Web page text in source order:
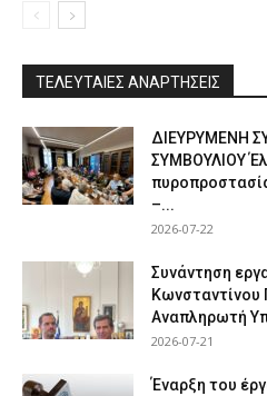
ΤΕΛΕΥΤΑΙΕΣ ΑΝΑΡΤΗΣΕΙΣ
ΔΙΕΥΡΥΜΕΝΗ
ΣΥΜΒΟΥΛΙΟΥ
–...
2026-07-22
Συνάντηση
Κωνσταντίνου
Αναπληρωτή
2026-07-21
Έναρξη του